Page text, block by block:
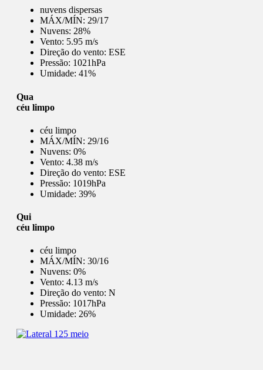
nuvens dispersas
MÁX/MÍN: 29/17
Nuvens: 28%
Vento: 5.95 m/s
Direção do vento: ESE
Pressão: 1021hPa
Umidade: 41%
Qua
céu limpo
céu limpo
MÁX/MÍN: 29/16
Nuvens: 0%
Vento: 4.38 m/s
Direção do vento: ESE
Pressão: 1019hPa
Umidade: 39%
Qui
céu limpo
céu limpo
MÁX/MÍN: 30/16
Nuvens: 0%
Vento: 4.13 m/s
Direção do vento: N
Pressão: 1017hPa
Umidade: 26%